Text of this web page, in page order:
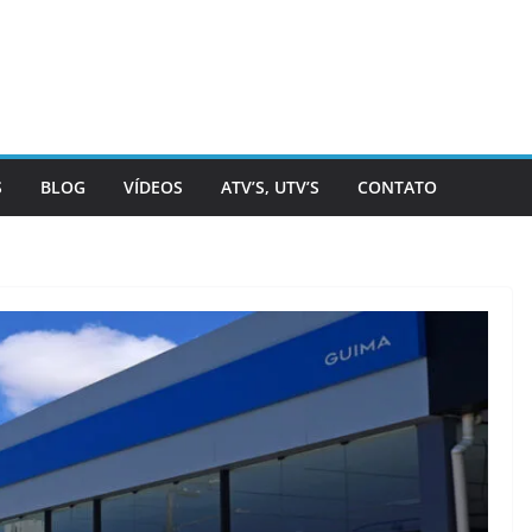
BLOG VÍDEOS ATV’S, UTV’S CONTATO